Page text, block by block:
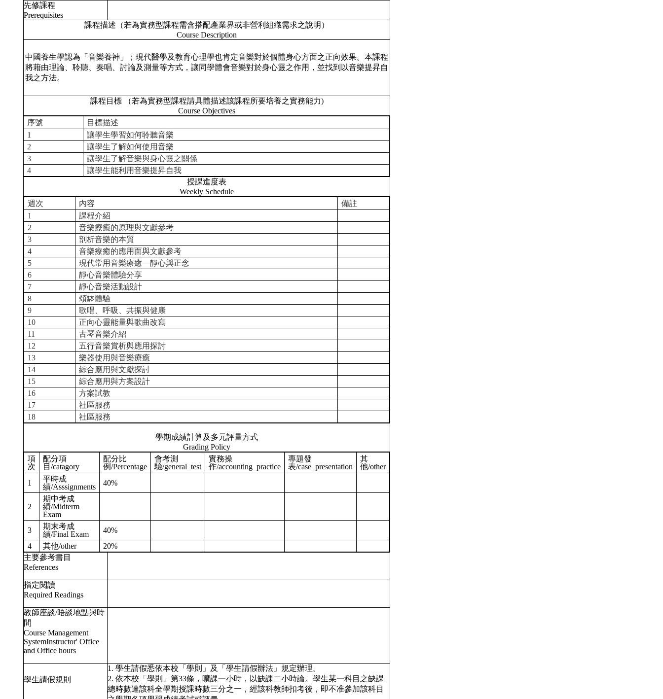
先修課程
Prerequisites
課程描述（若為實務型課程需含搭配產業界或非營利組織需求之說明）
Course Description
中國養生學認為「音樂養神」；現代醫學及教育心理學也肯定音樂對於個體身心方面之正向效果。本課程
將藉由理論、聆聽、奏唱、討論及測量等方式，讓同學體會音樂對於身心靈之作用，並找到以音樂提昇自
我之方法。
課程目標 （若為實務型課程請具體描述該課程所要培養之實務能力)
Course Objectives
序號
目標描述
1
讓學生學習如何聆聽音樂
2
讓學生了解如何使用音樂
3
讓學生了解音樂與身心靈之關係
4
讓學生能利用音樂提昇自我
授課進度表
Weekly Schedule
週次
內容
備註
1
課程介紹
2
音樂療癒的原理與文獻參考
3
剖析音樂的本質
4
音樂療癒的應用面與文獻參考
5
現代常用音樂療癒—靜心與正念
6
靜心音樂體驗分享
7
靜心音樂活動設計
8
頌缽體驗
9
歌唱、呼吸、共振與健康
10
正向心靈能量與歌曲改寫
11
古琴音樂介紹
12
五行音樂賞析與應用探討
13
樂器使用與音樂療癒
14
綜合應用與文獻探討
15
綜合應用與方案設計
16
方案試教
17
社區服務
18
社區服務
學期成績計算及多元評量方式
Grading Policy
項
次
配分項
目/catagory
配分比
例/Percentage
會考測
驗/general_test
實務操
作/accounting_practice
專題發
表/case_presentation
其
他/other
1
平時成
績/Asssignments
40%
2
期中考成
績/Midterm
Exam
3
期末考成
績/Final Exam
40%
4
其他/other
20%
主要參考書目
References
指定閱讀
Required Readings
教師座談/晤談地點與時
間
Course Management
SystemInstructor' Office
and Office hours
學生請假規則
1. 學生請假悉依本校「學則」及「學生請假辦法」規定辦理。
2. 依本校「學則」第33條，曠課一小時，以缺課二小時論。學生某一科目之缺課
總時數達該科全學期授課時數三分之一，經該科教師扣考後，即不准參加該科目